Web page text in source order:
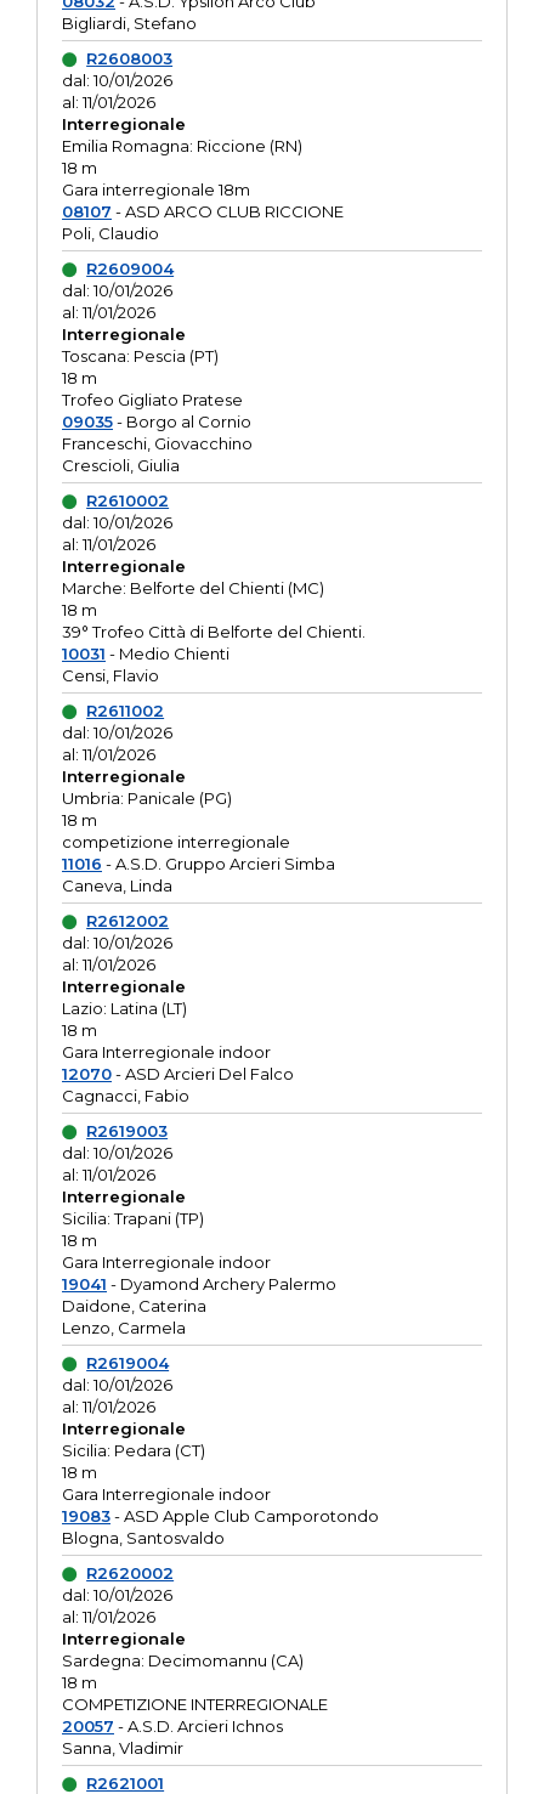
Bigliardi, Stefano
R2608003
dal: 10/01/2026
al: 11/01/2026
Interregionale
Emilia Romagna: Riccione (RN)
18 m
Gara interregionale 18m
08107 - ASD ARCO CLUB RICCIONE
Poli, Claudio
R2609004
dal: 10/01/2026
al: 11/01/2026
Interregionale
Toscana: Pescia (PT)
18 m
Trofeo Gigliato Pratese
09035- Borgo al Cornio
Franceschi, Giovacchino
Crescioli, Giulia
R2610002
dal: 10/01/2026
al: 11/01/2026
Interregionale
Marche: Belforte del Chienti (MC)
18 m
39° Trofeo Città di Belforte del Chienti.
10031 - Medio Chienti
Censi, Flavio
R2611002
dal: 10/01/2026
al: 11/01/2026
Interregionale
Umbria: Panicale (PG)
18 m
competizione interregionale
11016 - A.S.D. Gruppo Arcieri Simba
Caneva, Linda
R2612002
dal: 10/01/2026
al: 11/01/2026
Interregionale
Lazio: Latina (LT)
18 m
Gara Interregionale indoor
12070- ASD Arcieri Del Falco
Cagnacci, Fabio
R2619003
dal: 10/01/2026
al: 11/01/2026
Interregionale
Sicilia: Trapani (TP)
18 m
Gara Interregionale indoor
19041 - Dyamond Archery Palermo
Daidone, Caterina
Lenzo, Carmela
R2619004
dal: 10/01/2026
al: 11/01/2026
Interregionale
Sicilia: Pedara (CT)
18 m
Gara Interregionale indoor
19083- ASD Apple Club Camporotondo
Blogna, Santosvaldo
R2620002
dal: 10/01/2026
al: 11/01/2026
Interregionale
Sardegna: Decimomannu (CA)
18 m
COMPETIZIONE INTERREGIONALE
20057 - A.S.D. Arcieri Ichnos
Sanna, Vladimir
R2621001